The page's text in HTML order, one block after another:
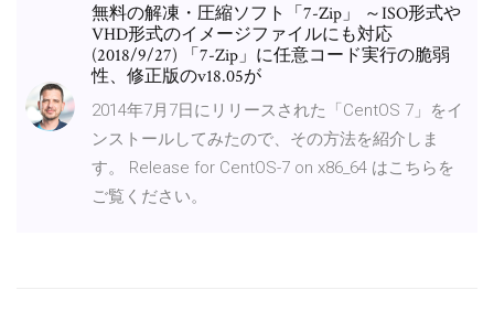
無料の解凍・圧縮ソフト「7-Zip」 ～ISO形式や
VHD形式のイメージファイルにも対応
(2018/9/27) 「7-Zip」に任意コード実行の脆弱
性、修正版のv18.05が
2014年7月7日にリリースされた「CentOS 7」をイ
ンストールしてみたので、その方法を紹介しま
す。 Release for CentOS-7 on x86_64 はこちらを
ご覧ください。